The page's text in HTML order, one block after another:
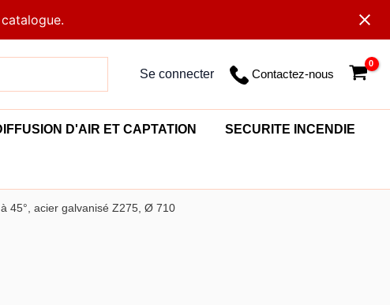
Se connecter Contactez-nous
D'AIR ET CAPTATION SECURITE INCENDIE
45°, acier galvanisé Z275, Ø 710